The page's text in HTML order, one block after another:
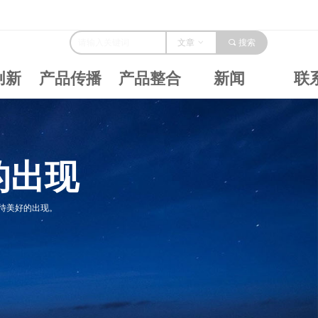
新 产品传播 产品整合 新闻 联
끠 搜索
文章 ꀁ
出现
好的出现。